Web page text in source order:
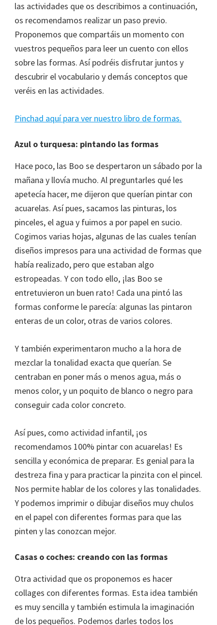
las actividades que os describimos a continuación,
os recomendamos realizar un paso previo.
Proponemos que compartáis un momento con
vuestros pequeños para leer un cuento con ellos
sobre las formas. Así podréis disfrutar juntos y
descubrir el vocabulario y demás conceptos que
veréis en las actividades.
Pinchad aquí para ver nuestro libro de formas.
Azul o turquesa: pintando las formas
Hace poco, las Boo se despertaron un sábado por la
mañana y llovía mucho. Al preguntarles qué les
apetecía hacer, me dijeron que querían pintar con
acuarelas. Así pues, sacamos las pinturas, los
pinceles, el agua y fuimos a por papel en sucio.
Cogimos varias hojas, algunas de las cuales tenían
diseños impresos para una actividad de formas que
había realizado, pero que estaban algo
estropeadas. Y con todo ello, ¡las Boo se
entretuvieron un buen rato! Cada una pintó las
formas conforme le parecía: algunas las pintaron
enteras de un color, otras de varios colores.
Y también experimentaron mucho a la hora de
mezclar la tonalidad exacta que querían. Se
centraban en poner más o menos agua, más o
menos color, y un poquito de blanco o negro para
conseguir cada color concreto.
Así pues, como actividad infantil, ¡os
recomendamos 100% pintar con acuarelas! Es
sencilla y económica de preparar. Es genial para la
destreza fina y para practicar la pinzita con el pincel.
Nos permite hablar de los colores y las tonalidades.
Y podemos imprimir o dibujar diseños muy chulos
en el papel con diferentes formas para que las
pinten y las conozcan mejor.
Casas o coches: creando con las formas
Otra actividad que os proponemos es hacer
collages con diferentes formas. Esta idea también
es muy sencilla y también estimula la imaginación
de los pequeños. Podemos darles todos los